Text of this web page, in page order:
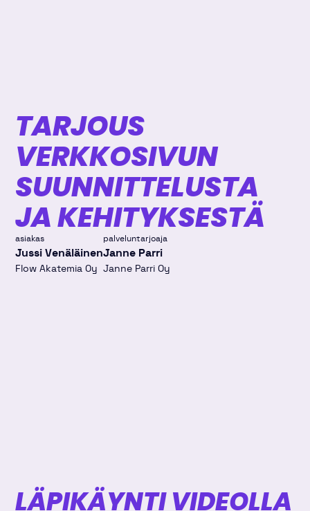
TARJOUS
VERKKOSIVUN
SUUNNITTELUSTA
JA KEHITYKSESTÄ
asiakas
Jussi Venäläinen
Flow Akatemia Oy
palveluntarjoaja
Janne Parri
Janne Parri Oy
LÄPIKÄYNTI VIDEOLLA